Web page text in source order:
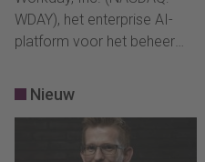
volledige EU-
dataresidentie en -
controle
WDAY), het enterprise AI-
platform voor het beheer
lanceert vandaag de
Cloud. Deze nieuwe
oplossing biedt organisaties
Nieuw